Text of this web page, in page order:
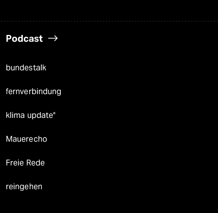
Podcast
bundestalk
fernverbindung
klima update°
Mauerecho
Freie Rede
reingehen